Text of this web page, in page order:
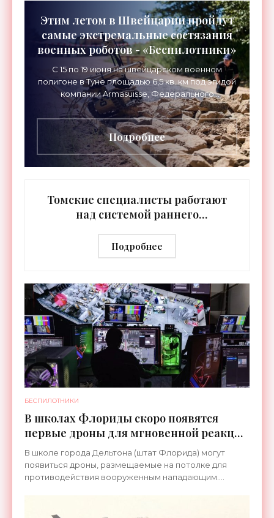
Этим летом в Швейцарии пройдут
самые экстремальные состязания
военных роботов - «Беспилотники»
С 15 по 19 июня на швейцарском военном
полигоне в Туне площадью 6,5 кв. км под эгидой
компании Armasuisse, Федерального
управления оборонных закупок и швейцарской
Армии пройдут состязания
Подробнее
Томские специалисты работают
над системой раннего
«Беспилотники»
Подробнее
БЕСПИЛОТНИКИ
В школах Флориды скоро появятся
первые дроны для мгновенной реакции
на «шутинги» - «Беспилотники»
В школе города Дельтона (штат Флорида) могут
появиться дроны, размещаемые на потолке для
противодействия вооруженным нападающим.